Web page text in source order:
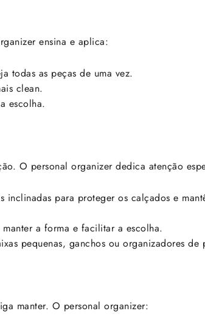
ensina e aplica:
todas as peças de uma vez.
clean.
escolha.
O personal organizer dedica atenção
inclinadas para proteger os calçados e
a forma e facilitar a escolha.
pequenas, ganchos ou organizadores
manter. O personal organizer: